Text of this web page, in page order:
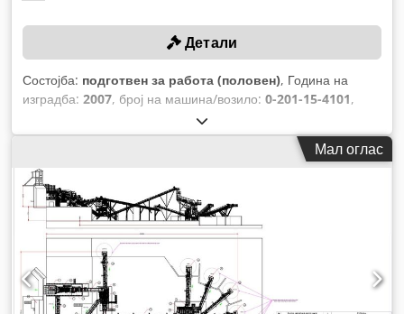
Детали
Состојба: подготвен за работа (половен), Година на
изградба: 2007, број на машина/возило: 0-201-15-4101,
целосно функционален
движење на Х-оската:535 мм, движење по оската Y:535
, максимална
брзина на вретеното:
алатот:280 мм , Опрема:транспортер за струготини
Мал оглас